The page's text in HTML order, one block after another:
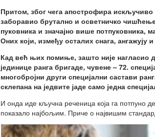
Притом, због чега апострофира искључиво
заборавио брутално и осветничко
пуковника и значајно више потпуковника,
Оних који, између осталих снага, ангажују
Кад већ њих помиње, зашто није нагласио
јединице ранга бригаде, чувене – 72.
многобројни други специјални састави
склепана на једвите јаде само једна
И онда иде кључна реченица која га потпуно
показало најбољим. Приче о највишим